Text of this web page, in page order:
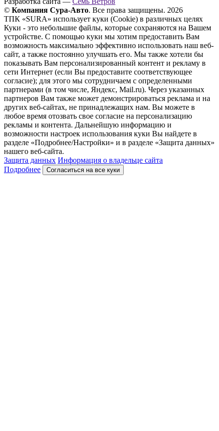
© Компания Сура-Авто. Все права защищены. 2026
ТПК «SURA» использует куки (Cookie) в различных целях
Куки - это небольшие файлы, которые сохраняются на Вашем
устройстве. С помощью куки мы хотим предоставить Вам
возможность максимально эффективно использовать наш веб-
сайт, а также постоянно улучшать его. Мы также хотели бы
показывать Вам персонализированный контент и рекламу в
сети Интернет (если Вы предоставите соответствующее
согласие); для этого мы сотрудничаем с определенными
партнерами (в том числе, Яндекс, Mail.ru). Через указанных
партнеров Вам также может демонстрироваться реклама и на
других веб-сайтах, не принадлежащих нам. Вы можете в
любое время отозвать свое согласие на персонализацию
рекламы и контента. Дальнейшую информацию и
возможности настроек использования куки Вы найдете в
разделе «Подробнее/Настройки» и в разделе «Защита данных»
нашего веб-сайта.
Защита данных Информация о владельце сайта
Подробнее
Согласиться на все куки